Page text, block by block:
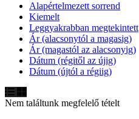
Alapértelmezett sorrend
Kiemelt
Leggyakrabban megtekintett
Ár (alacsonytól a magasig)
Ár (magastól az alacsonyig)
Dátum (régitől az újig)
Dátum (újtól a régiig)
Nem találtunk megfelelő tételt